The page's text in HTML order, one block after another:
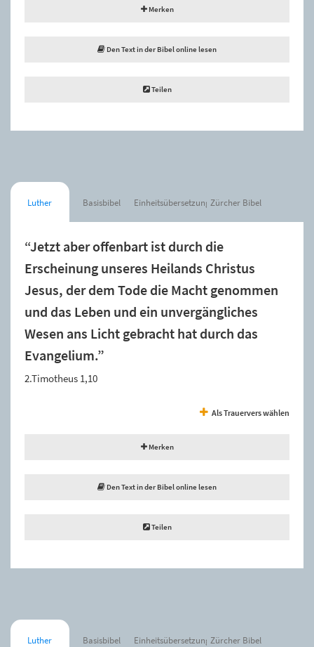
Merken
Den Text in der Bibel online lesen
Teilen
Luther Basisbibel Einheitsübersetzung Zürcher Bibel
“Jetzt aber offenbart ist durch die
Erscheinung unseres Heilands Christus
Jesus, der dem Tode die Macht genommen
und das Leben und ein unvergängliches
Wesen ans Licht gebracht hat durch das
Evangelium.”
2.Timotheus 1,10
Als Trauervers wählen
Merken
Den Text in der Bibel online lesen
Teilen
Luther Basisbibel Einheitsübersetzung Zürcher Bibel